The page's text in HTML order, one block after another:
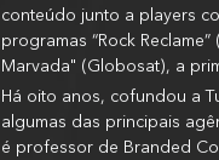
conteúdo junto a players
programas “Rock
Marvada" (Globosat), a
Há oito anos, cofundou a
algumas das principais
é professor de Branded